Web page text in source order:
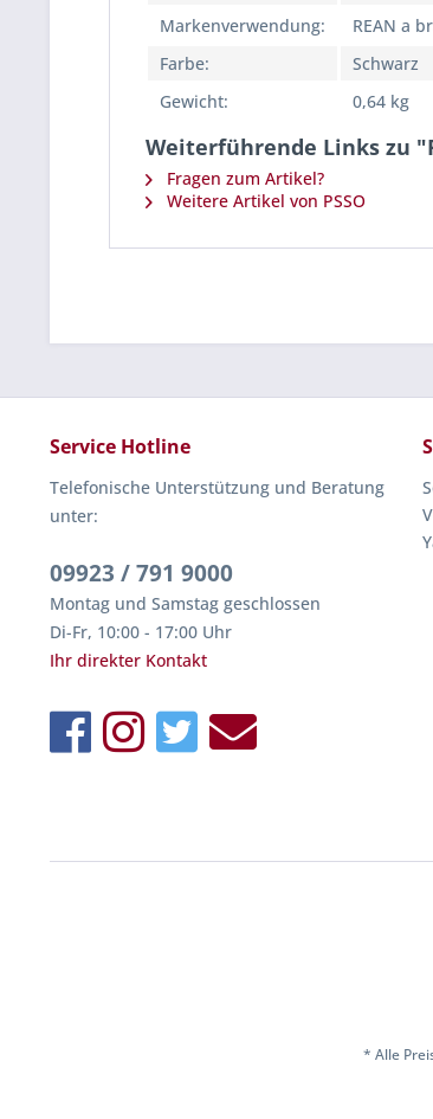
Markenverwendung:
REAN a
Farbe:
Schwarz
Gewicht:
0,64 kg
Weiterführende Links zu
Fragen zum Artikel?
Weitere Artikel von PSSO
Service Hotline
Telefonische Unterstützung und Beratung
unter:
09923 / 791 9000
Montag und Samstag geschlossen
Di-Fr, 10:00 - 17:00 Uhr
Ihr direkter Kontakt
* Alle